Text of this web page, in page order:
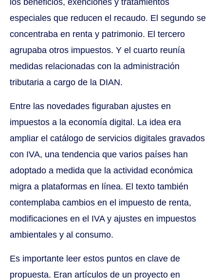
especiales que reducen el recaudo. El segundo se
concentraba en renta y patrimonio. El tercero
agrupaba otros impuestos. Y el cuarto reunía
medidas relacionadas con la administración
tributaria a cargo de la DIAN.
Entre las novedades figuraban ajustes en
impuestos a la economía digital. La idea era
ampliar el catálogo de servicios digitales gravados
con IVA, una tendencia que varios países han
adoptado a medida que la actividad económica
migra a plataformas en línea. El texto también
contemplaba cambios en el impuesto de renta,
modificaciones en el IVA y ajustes en impuestos
ambientales y al consumo.
Es importante leer estos puntos en clave de
propuesta. Eran artículos de un proyecto en